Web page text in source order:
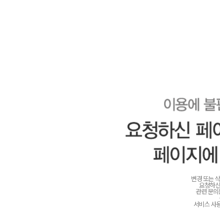
변경 또는
요청하
관련 문
서비스 사